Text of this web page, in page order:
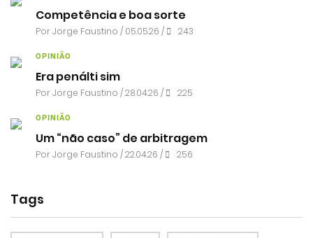
Competência e boa sorte
PorJorge Faustino / 05.05.26 / 243
OPINIÃO
Era penálti sim
PorJorge Faustino / 28.04.26 / 225
OPINIÃO
Um “não caso” de arbitragem
PorJorge Faustino / 22.04.26 / 256
Tags